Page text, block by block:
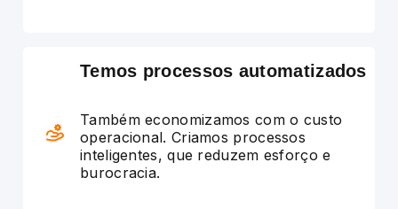
Temos processos automatizados
Também economizamos com o custo
operacional. Criamos processos
inteligentes, que reduzem esforço e
burocracia.